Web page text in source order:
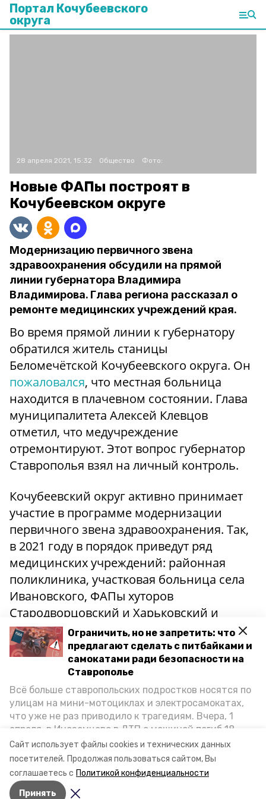
Сайт использует файлы cookies и технических данных
посетителей. Продолжая пользоваться сайтом, Вы
соглашаетесь с Политикой конфиденциальности
Принять
Ограничить, но не запретить: что
предлагают сделать с питбайками и
самокатами ради безопасности на
Ставрополье
Всё больше ставропольских подростков носятся по
улицам на мини-мотоциклах и электросамокатах,
что уже не раз приводило к трагедиям. Вчера, 1
апреля, в Иноземцево в ДТП с машиной погиб 18-
летний пассажир питбайка, катавшийся без шлема.
Как избежать несчастных случаев, обсудили на
пресс-конференции «Победы26» в РИЦ СК
представители Госавтоинспекции и Общественной
палаты Ставропольского края.
Портал Кочубеевского
округа
28 апреля 2021, 15:32 Общество Фото:
Новые ФАПы построят в
Кочубеевском округе
Модернизацию первичного звена
здравоохранения обсудили на прямой
линии губернатора Владимира
Владимирова. Глава региона рассказал о
ремонте медицинских учреждений края.
Во время прямой линии к губернатору
обратился житель станицы
Беломечётской Кочубеевского округа. Он
пожаловался, что местная больница
находится в плачевном состоянии. Глава
муниципалитета Алексей Клевцов
отметил, что медучреждение
отремонтируют. Этот вопрос губернатор
Ставрополья взял на личный контроль.
Кочубеевский округ активно принимает
участие в программе модернизации
первичного звена здравоохранения. Так,
в 2021 году в порядок приведут ряд
медицинских учреждений: районная
поликлиника, участковая больница села
Ивановского, ФАПы хуторов
Стародворцовский и Харьковский и
амбулатория села Надзорного.
Также Алексей Клевцов рассказал, что в
Кочубеевском округе появятся новые
фельдшерско-акушерские пункты. Их
построят в хуторах Рощинском и
Андреевском.
Авторы: Сталина Лесь-Нелина